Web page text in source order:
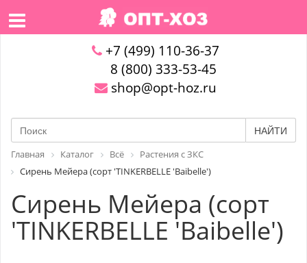
+7 (499) 110-36-37
8 (800) 333-53-45
shop@opt-hoz.ru
НАЙТИ
Главная Каталог Всё
Растения с ЗКС
Сирень Мейера (сорт 'TINKERBELLE 'Baibelle')
Сирень Мейера (сорт
'TINKERBELLE 'Baibelle')